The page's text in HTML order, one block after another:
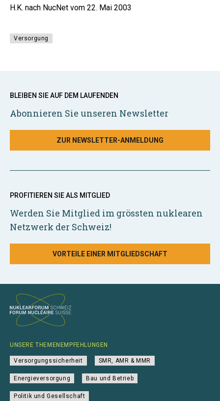
H.K. nach NucNet vom 22. Mai 2003
Versorgung
BLEIBEN SIE AUF DEM LAUFENDEN
Abonnieren Sie unseren Newsletter
ZUR NEWSLETTER-ANMELDUNG
PROFITIEREN SIE ALS MITGLIED
Werden Sie Mitglied im grössten nuklearen
Netzwerk der Schweiz!
VORTEILE EINER MITGLIEDSCHAFT
UNSERE THEMENEMPFEHLUNGEN
Versorgungssicherheit SMR, AMR & MMR
Energieversorgung Bau und Betrieb
Politik und Gesellschaft